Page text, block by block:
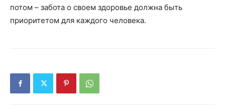
потом – забота о своем здоровье должна быть
приоритетом для каждого человека.